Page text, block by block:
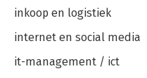
inkoop en logistiek
internet en social media
it-management / ict